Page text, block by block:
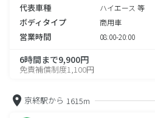
代表車種 ハイエース 等
ボディタイプ 商用車
営業時間 08:00-20:00
6時間まで9,900円
免責補償制度1,100円
京終駅から 1615m